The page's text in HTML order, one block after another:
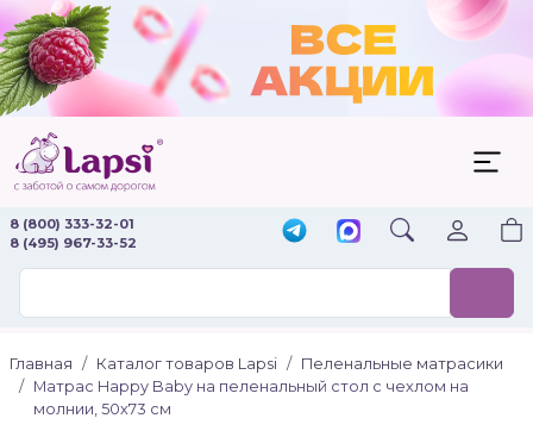
8 (800) 333-32-01
8 (495) 967-33-52
Главная Каталог товаров Lapsi
Пеленальные матрасики
Матрас Happy Baby на пеленальный стол с чехлом на
молнии, 50х73 см